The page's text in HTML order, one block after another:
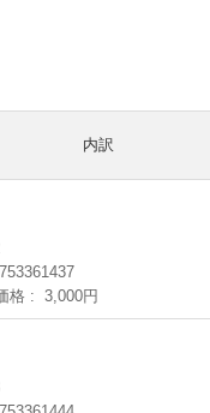
内訳
格
3,000円